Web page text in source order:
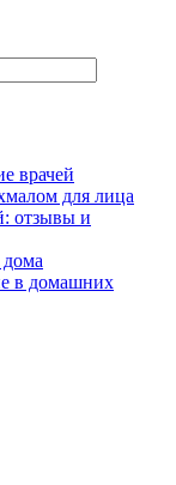
врачей
для лица
отзывы и
в домашних